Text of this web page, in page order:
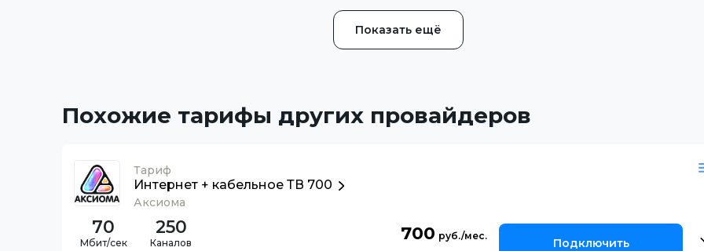
Показать ещё
Похожие тарифы других провайдеров
Тариф
Интернет + кабельное ТВ 700
Аксиома
70 250
Каналов 700 Подключить